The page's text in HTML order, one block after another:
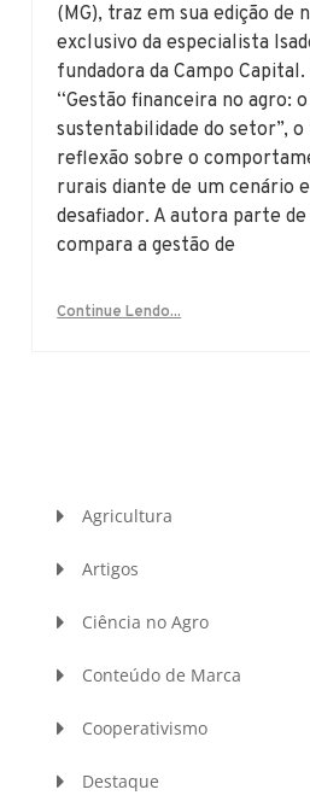
(MG), traz em sua edição de
exclusivo da especialista
fundadora da Campo
“Gestão financeira no agro:
sustentabilidade do setor”,
reflexão sobre o
rurais diante de um cenário
desafiador. A autora parte
compara a gestão de
Continue Lendo...
Agricultura
Artigos
Ciência no Agro
Conteúdo de Marca
Cooperativismo
Destaque